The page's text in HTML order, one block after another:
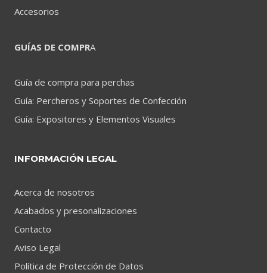
Accesorios
GUÍAS DE COMPRA
Guía de compra para perchas
Guía: Percheros y Soportes de Confección
Guía: Expositores y Elementos Visuales
INFORMACIÓN LEGAL
Acerca de nosotros
Acabados y presonalizaciones
Contacto
Aviso Legal
Política de Protección de Datos